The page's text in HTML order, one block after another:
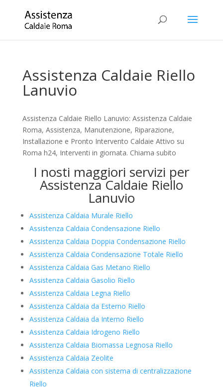
Assistenza Caldaie Riello
Lanuvio
Assistenza Caldaie Riello Lanuvio: Assistenza Caldaie
Roma, Assistenza, Manutenzione, Riparazione,
Installazione e Pronto Intervento Caldaie Attivo su
Roma h24, Interventi in giornata. Chiama subito
I nosti maggiori servizi per
Assistenza Caldaie Riello
Lanuvio
Assistenza Caldaia Murale Riello
Assistenza Caldaia Condensazione Riello
Assistenza Caldaia Doppia Condensazione Riello
Assistenza Caldaia Condensazione Totale Riello
Assistenza Caldaia Gas Metano Riello
Assistenza Caldaia Gasolio Riello
Assistenza Caldaia Legna Riello
Assistenza Caldaia da Esterno Riello
Assistenza Caldaia da Interno Riello
Assistenza Caldaia Idrogeno Riello
Assistenza Caldaia Biomassa Legnosa Riello
Assistenza Caldaia Zeolite
Assistenza Caldaia con sistema di centralizzazione
Riello